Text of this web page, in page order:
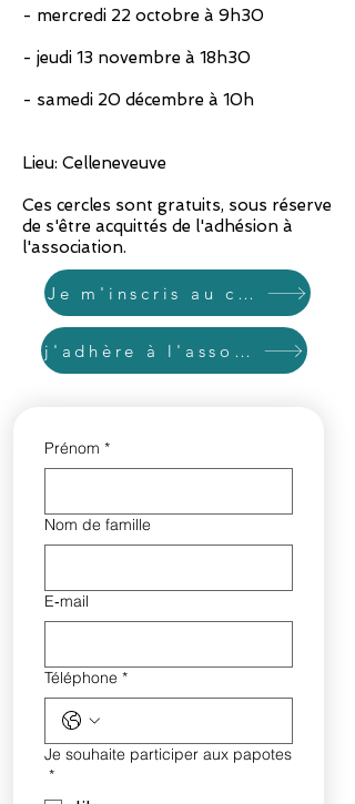
- mercredi 22 octobre à 9h30
- jeudi 13 novembre à 18h30
- samedi 20 décembre à 10h
Lieu: Celleneveuve
Ces cercles sont gratuits, sous réserve
de s'être acquittés de l'adhésion à
l'association.
Je m'inscris au cercle d'allaitement
j'adhère à l'association
Prénom *
Nom de famille
E‑mail
Téléphone *
Je souhaite participer aux papotes
*